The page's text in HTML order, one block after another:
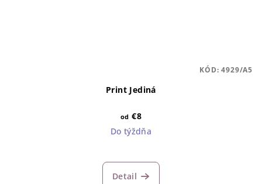
Print Jediná
od €8
Do týždňa
Detail
KÓD:4929/A5